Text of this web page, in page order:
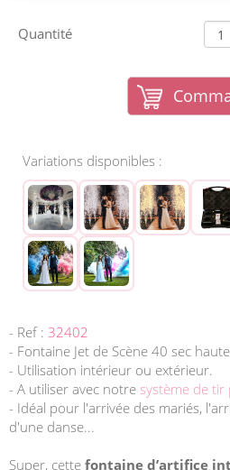
Quantité
Variations disponibles :
- Ref : 32402
- Fontaine Jet de Scène 40 sec
- Utilisation intérieur ou extérieur.
- A utiliser avec notre système de tir
- Idéal pour l'arrivée des mariés,
d'une danse...
Super, cette fontaine d’artifice